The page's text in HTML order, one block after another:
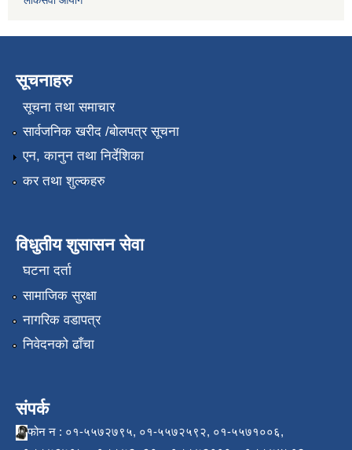
सूचनाहरु
सूचना तथा समाचार
सार्वजनिक खरीद /बोलपत्र सूचना
एन, कानुन तथा निर्देशिका
कर तथा शुल्कहरु
विधुतीय शुसासन सेवा
घटना दर्ता
सामाजिक सुरक्षा
नागरिक वडापत्र
निवेदनको ढाँचा
संपर्क
फोन न : ०१-५५७२७९५, ०१-५५७२५९२, ०१-५५७१००६,